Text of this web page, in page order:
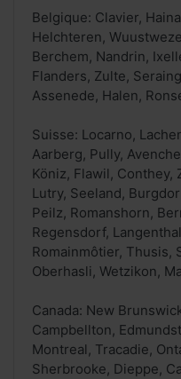
Belgique: Clavier,
Helchteren,
Berchem, Nandrin,
Flanders, Zulte,
Assenede, Halen,
Suisse: Locarno,
Aarberg, Pully,
Köniz, Flawil, Conthey,
Lutry, Seeland,
Peilz, Romanshorn,
Regensdorf,
Romainmôtier, Thusis,
Oberhasli, Wetzikon,
Canada: New
Campbellton,
Montreal, Tracadie,
Sherbrooke, Dieppe,